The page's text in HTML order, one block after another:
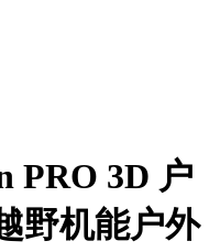
PRO 3D 户
野机能户外